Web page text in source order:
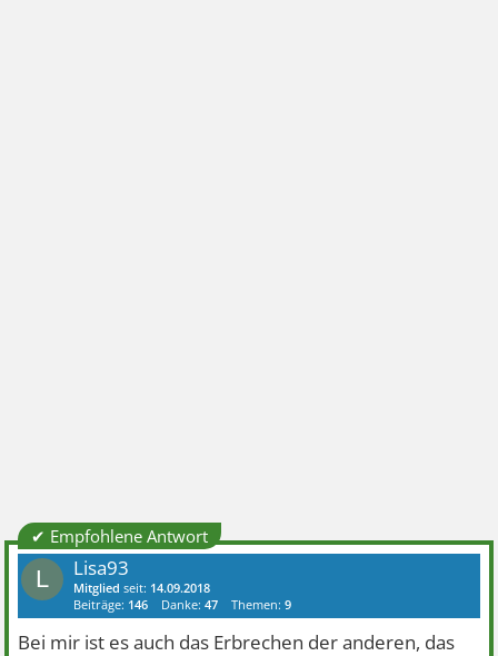
✔ Empfohlene Antwort
L Lisa93
Mitglied seit: 14.09.2018
Beiträge: 146 Danke:47 Themen:9
Bei mir ist es auch das Erbrechen der anderen, das